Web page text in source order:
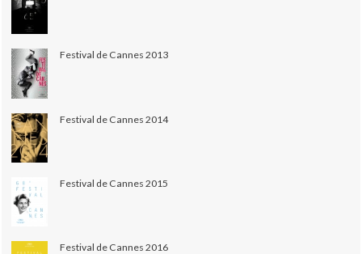
Festival de Cannes 2013
Festival de Cannes 2014
Festival de Cannes 2015
Festival de Cannes 2016